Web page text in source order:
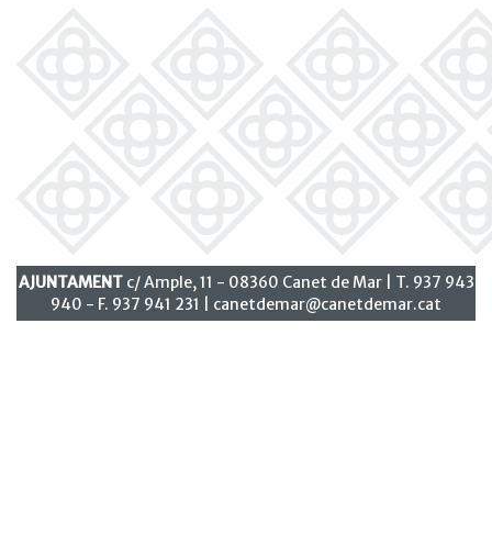
AJUNTAMENTc/ Ample, 11 - 08360 Canet de Mar | T. 937 943
940 - F. 937 941 231 | canetdemar@canetdemar.cat